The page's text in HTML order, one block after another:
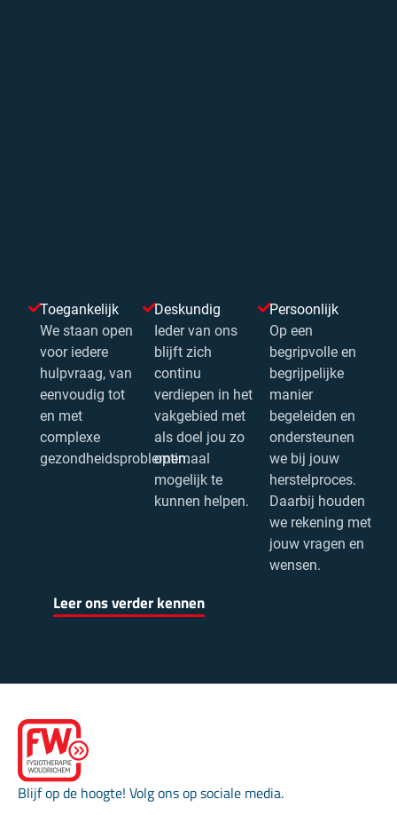
Toegankelijk
We staan open
voor iedere
hulpvraag, van
eenvoudig tot
en met
complexe
gezondheidsproblemen.
Deskundig
Ieder van ons
blijft zich
continu
verdiepen in het
vakgebied met
als doel jou zo
optimaal
mogelijk te
kunnen helpen.
Persoonlijk
Op een
begripvolle en
begrijpelijke
manier
begeleiden en
ondersteunen
webij jouw
herstelproces.
Daarbij houden
we rekening met
jouw vragen en
wensen.
Leer ons verder kennen
Blijf op de hoogte! Volg ons op sociale media.